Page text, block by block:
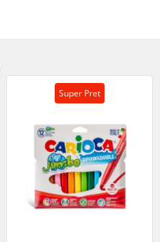
Super Pret